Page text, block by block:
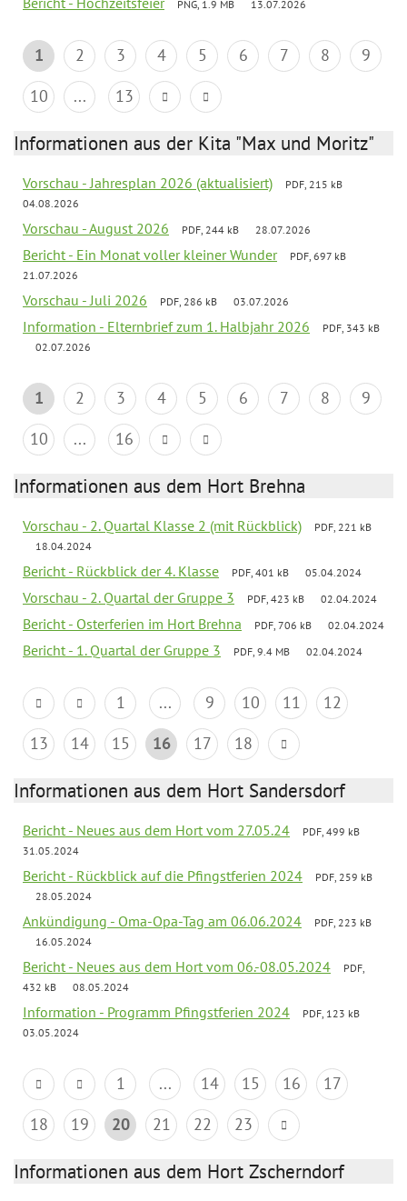
PNG, 1.9 MB 13.07.2026
1 2 3 4 5 6 7 8
9
10
... 13
Informationen aus der Kita "Max und Moritz"
Vorschau - Jahresplan 2026 (aktualisiert)
PDF, 215 kB
04.08.2026
Vorschau - August 2026 PDF, 244 kB 28.07.2026
Bericht - Ein Monat voller kleiner Wunder
PDF, 697 kB
21.07.2026
Vorschau - Juli 2026 PDF, 286 kB 03.07.2026
Information - Elternbrief zum 1. Halbjahr 2026
PDF, 343 kB
02.07.2026
1 2 3 4 5 6 7 8
9
10
... 16
Informationen aus dem Hort Brehna
Vorschau - 2. Quartal Klasse 2 (mit Rückblick)
PDF, 221 kB
18.04.2024
Bericht - Rückblick der 4. Klasse PDF, 401 kB 05.04.2024
Vorschau - 2. Quartal der Gruppe 3 PDF, 423 kB 02.04.2024
Bericht - Osterferien im Hort Brehna PDF, 706 kB 02.04.2024
Bericht - 1. Quartal der Gruppe 3 PDF, 9.4 MB 02.04.2024
1 ... 9 10 11
12
13
14 15 16 17 18
Informationen aus dem Hort Sandersdorf
Bericht - Neues aus dem Hort vom 27.05.24
PDF, 499 kB
31.05.2024
Bericht - Rückblick auf die Pfingstferien 2024
PDF, 259 kB
28.05.2024
Ankündigung - Oma-Opa-Tag am 06.06.2024
PDF, 223 kB
16.05.2024
Bericht - Neues aus dem Hort vom 06.-08.05.2024
PDF,
432 kB
08.05.2024
Information - Programm Pfingstferien 2024
PDF, 123 kB
03.05.2024
1 ... 14 15 16
17
18
19 20 21 22 23
Informationen aus dem Hort Zscherndorf